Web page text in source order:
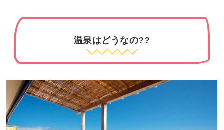
温泉はどうなの??